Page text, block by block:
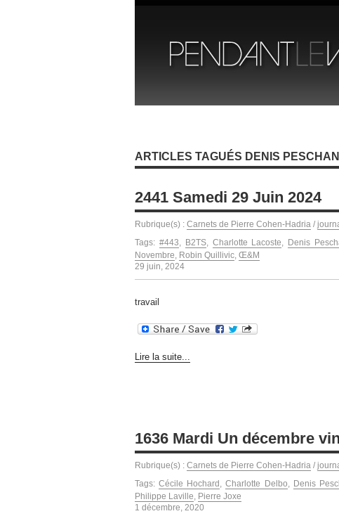
ARTICLES TAGUÉS DENIS
2441 Samedi 29 Juin 2024
Rubrique(s) : Carnets de Pierre Cohen-Hadria /
Tags: #443, B2TS, Charlotte Lacoste, Denis
Novembre, Robin Quillivic, Œ&M
29 juin, 2024
travail
Lire la suite...
1636 Mardi Un décembre
Rubrique(s) : Carnets de Pierre Cohen-Hadria /
Tags:Cécile Hochard ,Charlotte Delbo Denis
Philippe Laville Pierre Joxe
1 décembre, 2020